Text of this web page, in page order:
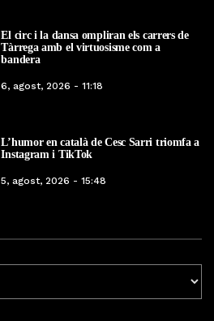
El circ i la dansa ompliran els carrers de
Tàrrega amb el virtuosisme com a
bandera
6, agost, 2026 - 11:18
L’humor en català de Cesc Sarri triomfa a
Instagram i TikTok
5, agost, 2026 - 15:48